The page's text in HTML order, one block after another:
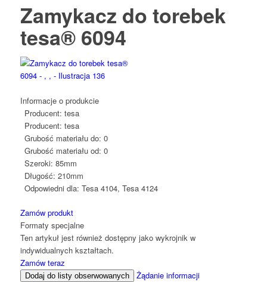
Zamykacz do torebek
tesa® 6094
Informacje o produkcie
Producent: tesa
Producent: tesa
Grubość materiału do: 0
Grubość materiału od: 0
Szeroki: 85mm
Długość: 210mm
Odpowiedni dla: Tesa 4104, Tesa 4124
Zamów produkt
Formaty specjalne
Ten artykuł jest również dostępny jako wykrojnik w
indywidualnych kształtach.
Zamów teraz
Dodaj do listy obserwowanych
Żądanie informacji